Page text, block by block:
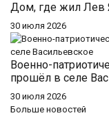
Дом, где жил Лев
30 июля 2026
Военно-
прошёл в селе
30 июля 2026
Больше новостей